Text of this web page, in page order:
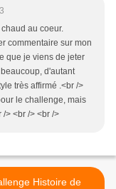
au coeur.
commentaire sur mon
que je viens de jeter
d'autant
très affirmé .<br />
le challenge, mais
/> <br /> <br />
Histoire de